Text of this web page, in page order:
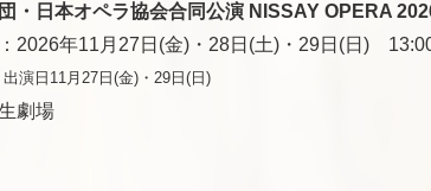
・日本オペラ協会合同公演 NISSAY OPERA
2026年11月27日(金)・28日(土)・29日(日)
演日11月27日(金)・29日(日)
劇場